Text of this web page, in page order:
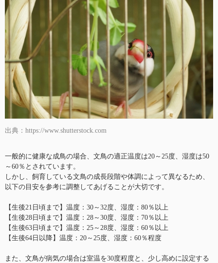
出典：https://www.shutterstock.com
一般的に健康な成鳥の場合、文鳥の適正温度は20～25度、湿度は50
～60％とされています。
しかし、飼育している文鳥の成長段階や体調によって異なるため、
以下の目安を参考に調整してあげることが大切です。
【生後21日頃まで】温度：30～32度、湿度：80％以上
【生後28日頃まで】温度：28～30度、湿度：70％以上
【生後63日頃まで】温度：25～28度、湿度：60％以上
【生後64日以降】温度：20～25度、湿度：60％程度
また、文鳥が病気の場合は室温を30度程度と、少し高めに設定する